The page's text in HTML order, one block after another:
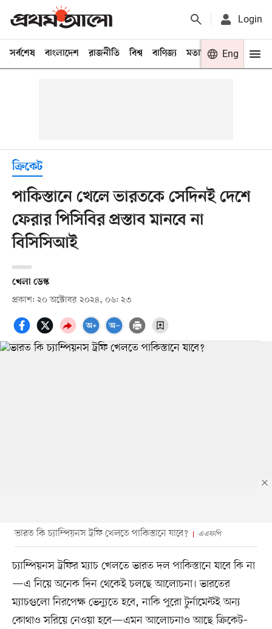
Login
সর্বশেষ বাংলাদেশ রাজনীতি বিশ্ব বাণিজ্য মতামত খেলা
Eng
ক্রিকেট
পাকিস্তানে খেলে ভারতকে সেদিনই দেশে
ফেরার পিসিবির প্রস্তাব মানবে না
বিসিসিআই
খেলা ডেস্ক
প্রকাশ: ২০ অক্টোবর ২০২৪, ০৬: ২৩
ভারত কি চ্যাম্পিয়নস ট্রফি খেলতে পাকিস্তানে যাবে? এএফপি
চ্যাম্পিয়নস ট্রফির ম্যাচ খেলতে ভারত দল পাকিস্তানে যাবে কি না
—এ নিয়ে অনেক দিন থেকেই চলছে আলোচনা। ভারতের
ম্যাচগুলো নিরপেক্ষ ভেন্যুতে হবে, নাকি পুরো টুর্নামেন্টই অন্য
কোথাও সরিয়ে নেওয়া হবে—এমন আলোচনাও আছে ক্রিকেট–